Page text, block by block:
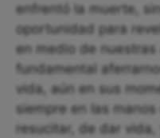
enfrentó la muerte,
oportunidad para
en medio de
fundamental
vida, aún en sus
siempre en las
resucitar, de dar